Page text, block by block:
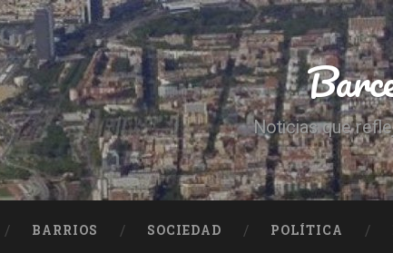
Noticias que
BARRIOS SOCIEDAD POLÍTICA